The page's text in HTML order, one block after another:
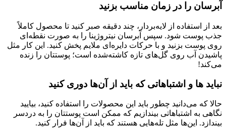
آبرسان را در زمان مناسب بزنید
بعد از استفاده از لایه‌بردار، چند دقیقه صبر کنید تا محصول کاملاً
جذب پوست شود. سپس آبرسان نیتروژینا را به صورت نقطه‌ای
روی پوست بزنید و با حرکات دایره‌ای ملایم پخش کنید. این کار مثل
پاشیدن آب روی گل‌های تازه کاشته‌شده است؛ پوستتان را زنده
می‌کند!
نباید ها و اشتباهاتی که باید از آن‌ها دوری کنید
حالا که می‌دانید چطور باید این محصولات را استفاده کنید، بیایید
نگاهی به اشتباهاتی بیندازیم که ممکن است پوستتان را به دردسر
بیندازد. این‌ها مثل تله‌هایی هستند که باید از آن‌ها فرار کنید.